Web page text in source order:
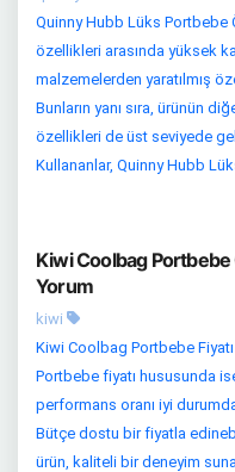
Quinny Hubb Lüks Portbebe
özellikleri arasında yüksek
malzemelerden yaratılmış
Bunların yanı sıra, ürünün
özellikleri de üst seviyede
Kullananlar, Quinny Hubb
Kiwi Coolbag
Yorum
kiwi
Kiwi Coolbag Portbebe
Portbebe fiyatı hususunda
performans oranı iyi
Bütçe dostu bir fiyatla
ürün, kaliteli bir deneyim